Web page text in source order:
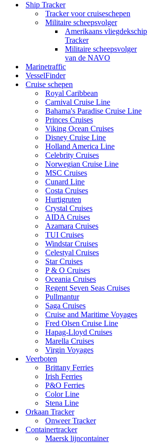
Ship Tracker
Tracker voor cruiseschepen
Militaire scheepsvolger
Amerikaans vliegdekschip
Tracker
Militaire scheepsvolger
van de NAVO
Marinetraffic
VesselFinder
Cruise schepen
Royal Caribbean
Carnival Cruise Line
Bahama's Paradise Cruise Line
Princes Cruises
Viking Ocean Cruises
Disney Cruise Line
Holland America Line
Celebrity Cruises
Norwegian Cruise Line
MSC Cruises
Cunard Line
Costa Cruises
Hurtigruten
Crystal Cruises
AIDA Cruises
Azamara Cruises
TUI Cruises
Windstar Cruises
Celestyal Cruises
Star Cruises
P & O Cruises
Oceania Cruises
Regent Seven Seas Cruises
Pullmantur
Saga Cruises
Cruise and Maritime Voyages
Fred Olsen Cruise Line
Hapag-Lloyd Cruises
Marella Cruises
Virgin Voyages
Veerboten
Brittany Ferries
Irish Ferries
P&O Ferries
Color Line
Stena Line
Orkaan Tracker
Onweer Tracker
Containertracker
Maersk lijncontainer